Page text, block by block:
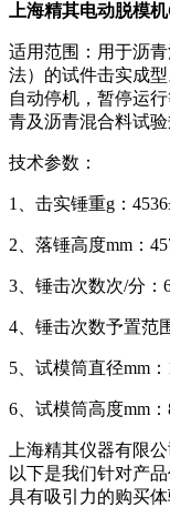
上海精其电动脱模
适用范围：用于沥
法）的试件击实成
自动停机，暂停运
青及沥青混合料试验
技术参数：
1、击实锤重g：
2、落锤高度mm：
3、锤击次数次/分：
4、锤击次数予置范
5、试模筒直径mm
6、试模筒高度mm
上海精其仪器有限
以下是我们针对产
具有吸引力的购买体